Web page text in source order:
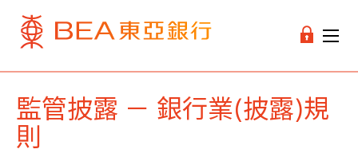
監管披露 － 銀行業(披露)規
則